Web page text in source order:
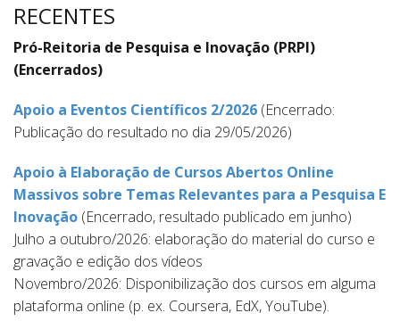
RECENTES
Pró-Reitoria de Pesquisa e Inovação (PRPI)
(Encerrados)
Apoio a Eventos Científicos 2/2026 (Encerrado:
Publicação do resultado no dia 29/05/2026)
Apoio à Elaboração de Cursos Abertos Online
Massivos sobre Temas Relevantes para a Pesquisa E
Inovação (Encerrado, resultado publicado em junho)
Julho a outubro/2026: elaboração do material do curso e
gravação e edição dos vídeos
Novembro/2026: Disponibilização dos cursos em alguma
plataforma online (p. ex. Coursera, EdX, YouTube).